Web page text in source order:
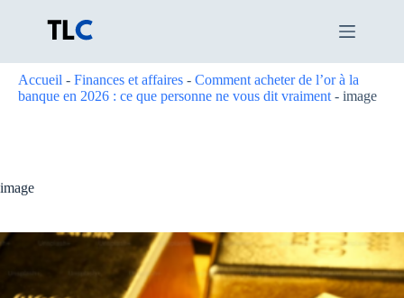
Accueil - Finances et affaires - Comment acheter de l’or à la
banque en 2026 : ce que personne ne vous dit vraiment - image
image